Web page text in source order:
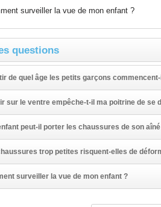
surveiller la vue de mon enfant ?
questions
de quel âge les petits garçons
sur le ventre empêche-t-il ma poitrine de se
peut-il porter les chaussures de son
trop petites risquent-elles de
surveiller la vue de mon enfant ?